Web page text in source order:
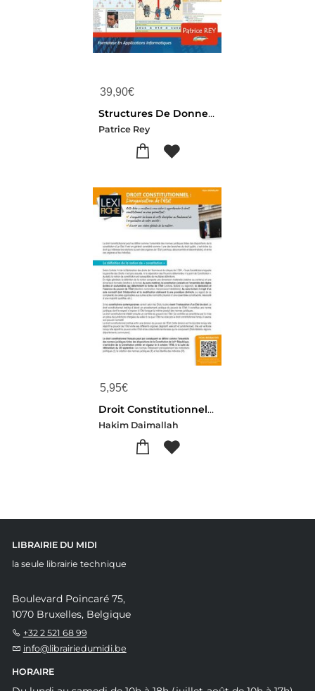
39,90€
Structures De Donnees Avec C#7 Et Wpf : Avec Visual Studio 2017
Patrice Rey
5,95€
Droit Constitutionnel ; L'organisation De L'etat
Hakim Daimallah
LIBRAIRIE DU MIDI
la seule librairie technique
Boulevard Poincaré 75,
1070 Bruxelles, Belgique
+32 2 521 68 99
info@librairiedumidi.be
HORAIRE